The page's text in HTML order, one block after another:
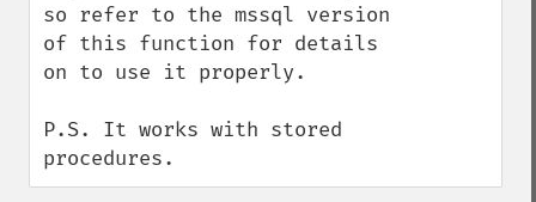
so refer to the mssql version
of this function for details
on to use it properly.
P.S. It works with stored
procedures.